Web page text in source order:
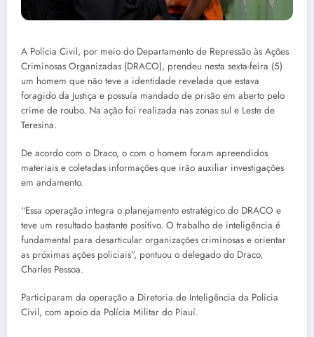
A Polícia Civil, por meio do Departamento de Repressão às Ações
Criminosas Organizadas (DRACO), prendeu nesta sexta-feira (5)
um homem que não teve a identidade revelada que estava
foragido da Justiça e possuía mandado de prisão em aberto pelo
crime de roubo. Na ação foi realizada nas zonas sul e Leste de
Teresina.
De acordo com o Draco, o com o homem foram apreendidos
materiais e coletadas informações que irão auxiliar investigações
em andamento.
“Essa operação integra o planejamento estratégico do DRACO e
teve um resultado bastante positivo. O trabalho de inteligência é
fundamental para desarticular organizações criminosas e orientar
as próximas ações policiais”, pontuou o delegado do Draco,
Charles Pessoa.
Participaram da operação a Diretoria de Inteligência da Polícia
Civil, com apoio da Polícia Militar do Piauí.